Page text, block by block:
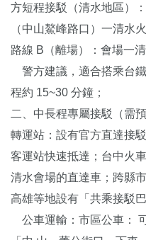
方短程接駁（清水地區）
（中山鰲峰路口）一清水
路線 B（離場）：會場一
警方建議，適合搭乘台
程約 15~30 分鐘；
二、中長程專屬接駁（需
轉運站：設有官方直達接
客運站快速抵達；台中火
清水會場的直達車；跨縣
高雄等地設有「共乘接駁
公車運輸：市區公車：